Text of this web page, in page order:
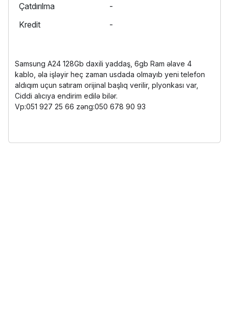
Çatdırılma
-
Kredit
-
Samsung A24 128Gb daxili yaddaş, 6gb Ram əlave 4
kablo, əla işləyir heç zaman usdada olmayıb yeni telefon
aldıqım uçun satıram orijinal başlıq verilir, plyonkası var,
Ciddi alıcıya endirim edilə bilər.
Vp:051 927 25 66 zəng:050 678 90 93